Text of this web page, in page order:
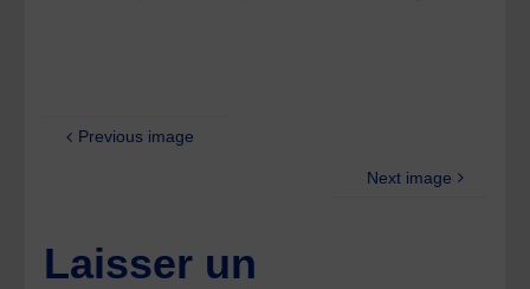
Previous image
Next image
Laisser un